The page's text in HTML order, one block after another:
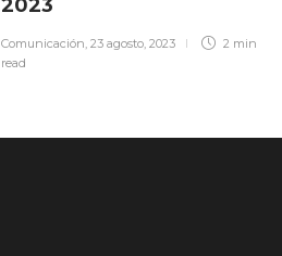
2023
Comunicación, 23 agosto, 2023
2 min
read